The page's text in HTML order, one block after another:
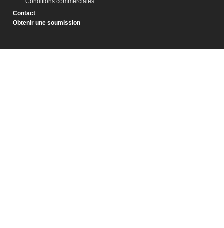
Contact
Obtenir une soumission